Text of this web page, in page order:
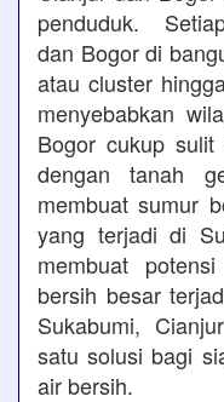
penduduk.
dan Bogor di
atau cluster
menyebabkan
Bogor cukup
dengan tanah
membuat sumur
yang terjadi di
membuat
bersih besar
Sukabumi,
satu solusi bagi
air bersih.